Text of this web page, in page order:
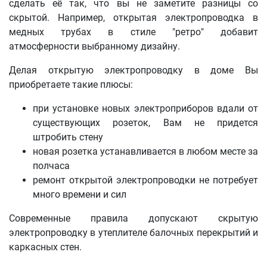
сделать её так, что вы не заметите разницы со
скрытой. Например, открытая электропроводка в
медных трубах в стиле "ретро" добавит
атмосферности выбранному дизайну.
Делая открытую электропроводку в доме Вы
приобретаете такие плюсы:
при установке новых электроприборов вдали от
существующих розеток, Вам не придется
штробить стену
новая розетка устанавливается в любом месте за
полчаса
ремонт открытой электропроводки не потребует
много времени и сил
Современные правила допускают скрытую
электропроводку в утеплителе балочных перекрытий и
каркасных стен.